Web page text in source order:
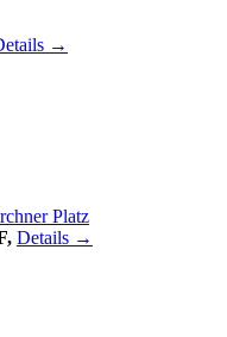
→
Platz
Details →